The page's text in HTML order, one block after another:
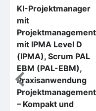
KI-Projektmanager
mit
Projektmanagement
mit IPMA Level D
(IPMA), Scrum PAL
EBM (PAL-EBM),
Praxisanwendung
Projektmanagement
– Kompakt und